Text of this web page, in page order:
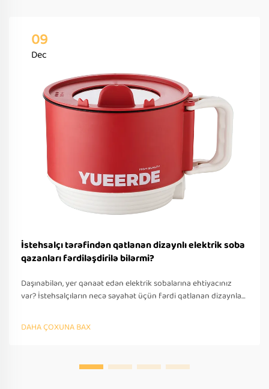
09
Dec
İstehsalçı tərəfindən qatlanan dizaynlı elektrik soba
qazanları fərdiləşdirilə bilərmi?
Daşınabilən, yer qənaət edən elektrik sobalarına ehtiyacınız
var? İstehsalçıların necə səyahət üçün fərdi qatlanan dizaynlar
prototipləşdirmə və beynəlxalq tələblərə uyğunluq. Bu gün
təklif soruşun.
DAHA ÇOXUNA BAX